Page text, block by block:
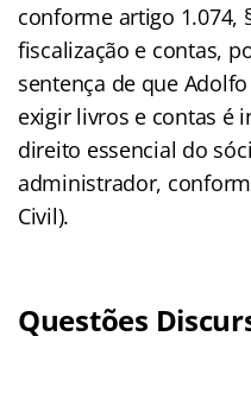
conforme artigo 1.074,
fiscalização e contas,
sentença de que
exigir livros e contas é
direito essencial do
administrador,
Civil).
Questões